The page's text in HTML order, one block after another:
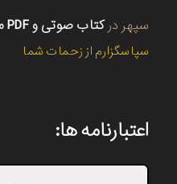
سپهر درکتاب صوتی و PDF معجزه شکرگزاری از راندا برن
سپاسگزارم از زحمات شما
اعتبارنامه ها: